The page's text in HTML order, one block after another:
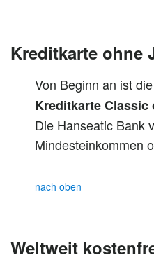
Kreditkarte ohne
Von Beginn an ist die
Kreditkarte Classic
Die Hanseatic Bank
Mindesteinkommen
nach oben
Weltweit